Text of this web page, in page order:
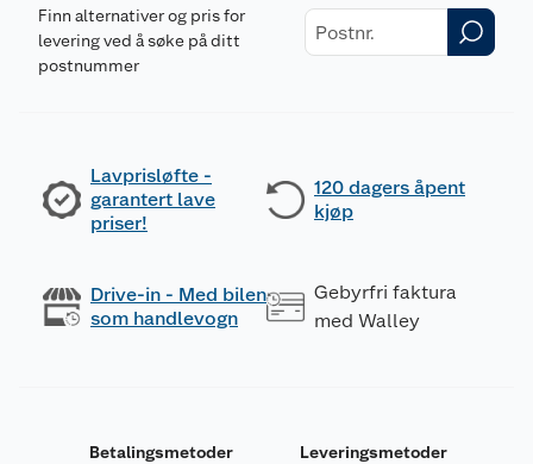
Finn alternativer og pris for
levering ved å søke på ditt
postnummer
Lavprisløfte -
garantert lave
priser!
120 dagers åpent
kjøp
Drive-in - Med bilen
som handlevogn
Gebyrfri faktura
med Walley
Betalingsmetoder Leveringsmetoder